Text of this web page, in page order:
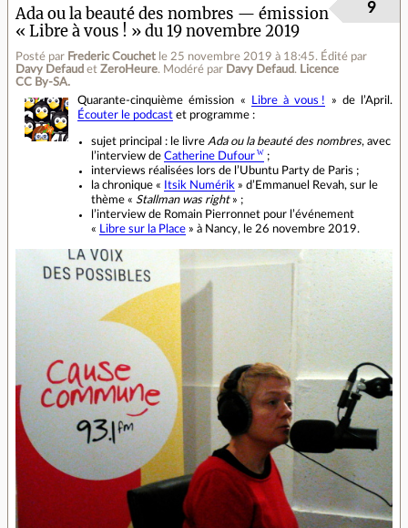
Ada ou la beauté des nombres — émission
« Libre à vous ! » du 19 novembre 2019
Posté par Frederic Couchet le 25 novembre 2019 à 18:45. Édité par
Davy Defaud et ZeroHeure. Modéré par Davy Defaud. Licence
CC By‑SA.
9
Quarante‐cinquième émission « Libre à vous !
» de l’April.
Écouter le podcast et programme :
sujet principal : le livre Ada ou la beauté des nombres, avec
l’interview de Catherine Dufour
;
interviews réalisées lors de l’Ubuntu Party de Paris ;
la chronique «
Itsik Numérik » d’Emmanuel Revah, sur le
thème « Stallman was right» ;
l’interview de Romain Pierronnet pour l’événement
«
Libre sur la Place » à Nancy, le 26 novembre 2019.